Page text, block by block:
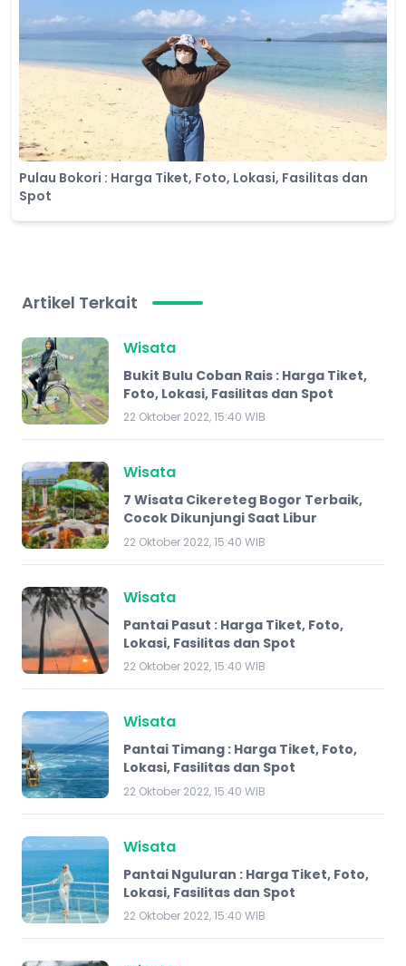
Pulau Bokori : Harga Tiket, Foto, Lokasi, Fasilitas dan
Spot
Artikel Terkait
Wisata
Bukit Bulu Coban Rais : Harga Tiket,
Foto, Lokasi, Fasilitas dan Spot
22 Oktober 2022, 15:40 WIB
Wisata
7 Wisata Cikereteg Bogor Terbaik,
Cocok Dikunjungi Saat Libur
22 Oktober 2022, 15:40 WIB
Wisata
Pantai Pasut : Harga Tiket, Foto,
Lokasi, Fasilitas dan Spot
22 Oktober 2022, 15:40 WIB
Wisata
Pantai Timang : Harga Tiket, Foto,
Lokasi, Fasilitas dan Spot
22 Oktober 2022, 15:40 WIB
Wisata
Pantai Nguluran : Harga Tiket, Foto,
Lokasi, Fasilitas dan Spot
22 Oktober 2022, 15:40 WIB